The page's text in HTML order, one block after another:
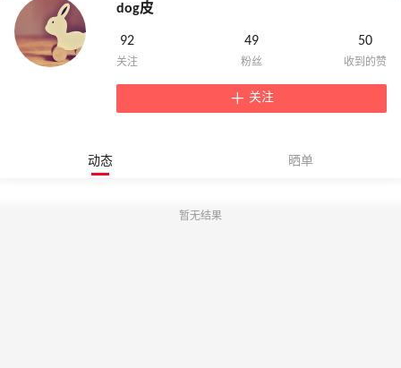
dog皮
92 49 50
关注
动态 晒单
暂无结果